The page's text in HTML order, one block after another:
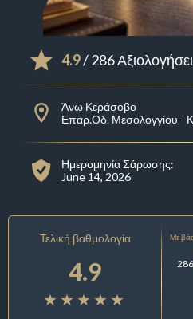
4.9/ 286
Άνω Κεράσοβο
Επαρ.Οδ. Μεσολογγίου -
Ημερομηνία Σάρωσης:
June 14, 2026
Τελική βαθμολογία
4.9
Με
286